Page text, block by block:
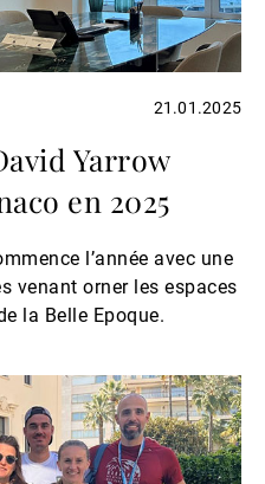
21.01.2025
Yarrow
en 2025
l’année avec une
venant orner les espaces
la Belle Epoque.